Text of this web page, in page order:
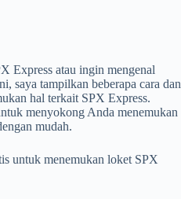
Express atau ingin mengenal
saya tampilkan beberapa cara dan
hal terkait SPX Express.
menyokong Anda menemukan
mudah.
untuk menemukan loket SPX